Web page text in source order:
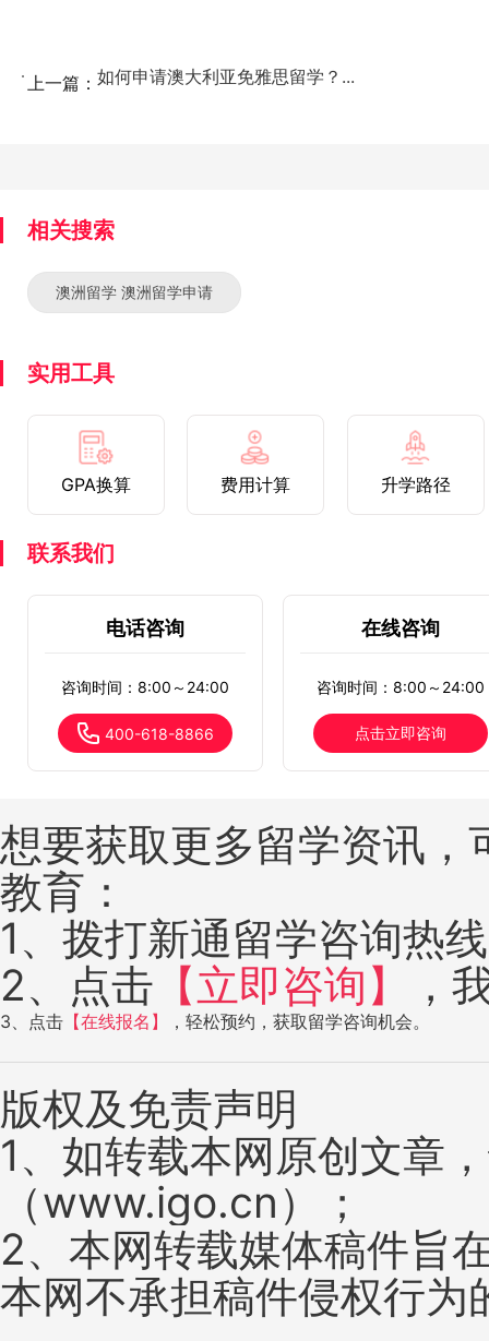
上一篇： 如何申请澳大利亚免雅思留学？...
相关搜索
澳洲留学 澳洲留学申请
实用工具
GPA换算 费用计算 升学路径
联系我们
电话咨询
咨询时间：8:00～24:00
400-618-8866
在线咨询
咨询时间：8:00～24:00
点击立即咨询
想要获取更多留学资讯
教育：
1、拨打新通留学咨询热
2、点击 【立即咨询】 ，
3、点击 【在线报名】 ，轻松预约，获取留学咨询机会。
版权及免责声明
1、如转载本网原创文章
（www.igo.cn）；
2、本网转载媒体稿件旨
本网不承担稿件侵权行为